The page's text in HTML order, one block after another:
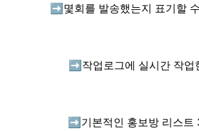
➡️ 몇회를 발송했는지 표기할
➡️ 작업로그에 실시간 작업
➡️ 기본적인 홍보방 리스트